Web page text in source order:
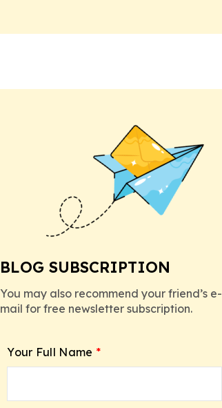
BLOG SUBSCRIPTION
You may also recommend your friend’s e-
mail for free newsletter subscription.
Your Full Name *